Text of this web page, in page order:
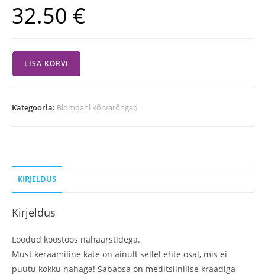
32.50 €
LISA KORVI
Kategooria: Blomdahl kõrvarõngad
KIRJELDUS
Kirjeldus
Loodud koostöös nahaarstidega.
Must keraamiline kate on ainult sellel ehte osal, mis ei
puutu kokku nahaga! Sabaosa on meditsiinilise kraadiga